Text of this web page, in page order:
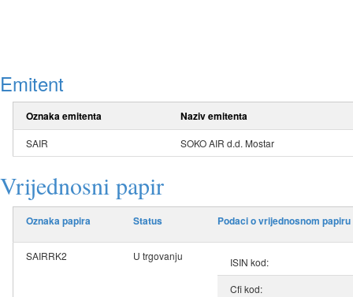
Emitent
Oznaka emitenta Naziv emitenta
SAIR SOKO AIR d.d. Mostar
Vrijednosni papir
Oznaka papira Status Podaci o vrijednosnom papiru
SAIRRK2 U trgovanju
ISIN kod:
Cfi kod: